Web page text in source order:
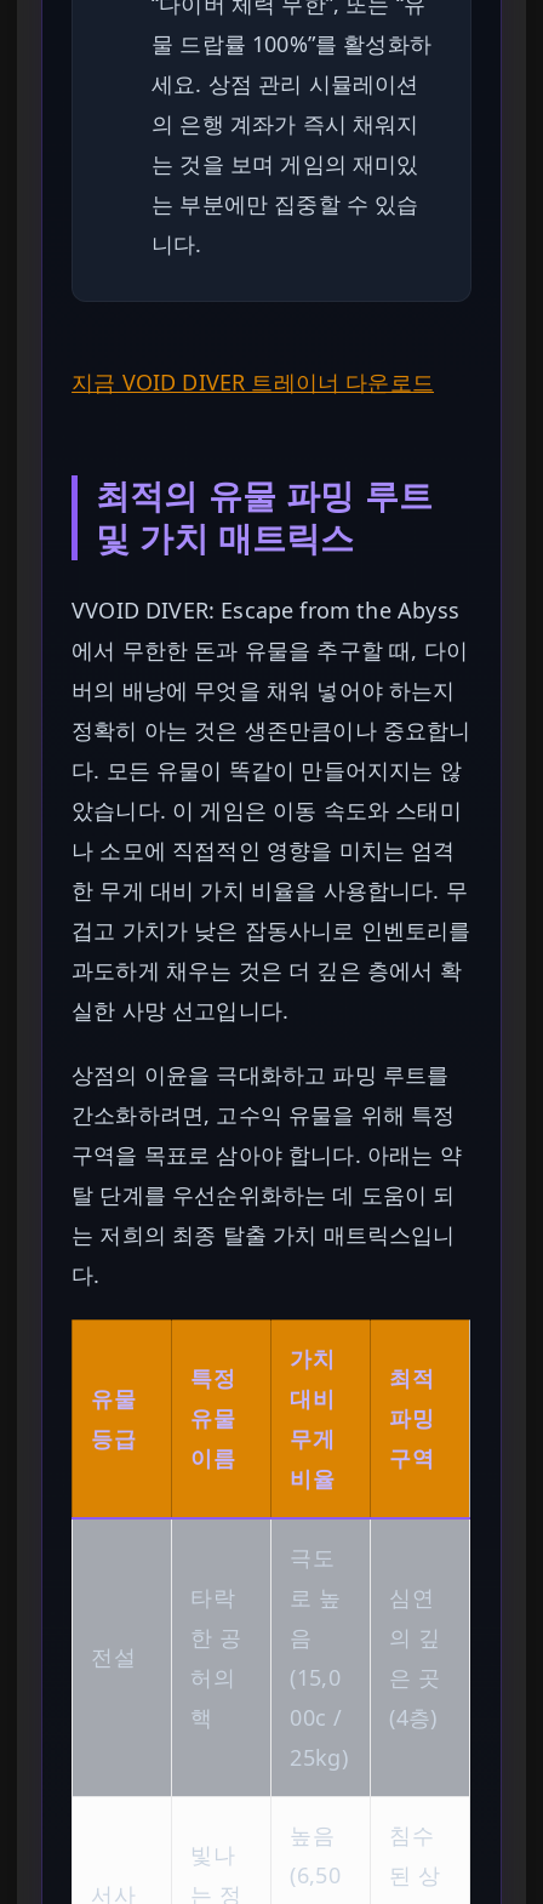
물 드랍률 100%”를 활성화하
세요. 상점 관리 시뮬레이션
의 은행 계좌가 즉시 채워지
는 것을 보며 게임의 재미있
는 부분에만 집중할 수 있습
니다.
지금 VOID DIVER 트레이너 다운로드
최적의 유물 파밍 루트
및 가치 매트릭스
VVOID DIVER: Escape from the Abyss
에서 무한한 돈과 유물을 추구할 때, 다이
버의 배낭에 무엇을 채워 넣어야 하는지
정확히 아는 것은 생존만큼이나 중요합니
다. 모든 유물이 똑같이 만들어지지는 않
았습니다. 이 게임은 이동 속도와 스태미
나 소모에 직접적인 영향을 미치는 엄격
한 무게 대비 가치 비율을 사용합니다. 무
겁고 가치가 낮은 잡동사니로 인벤토리를
과도하게 채우는 것은 더 깊은 층에서 확
실한 사망 선고입니다.
상점의 이윤을 극대화하고 파밍 루트를
간소화하려면, 고수익 유물을 위해 특정
구역을 목표로 삼아야 합니다. 아래는 약
탈 단계를 우선순위화하는 데 도움이 되
는 저희의 최종 탈출 가치 매트릭스입니
다.
유물
등급
특정
유물
이름
가치
대비
무게
비율
최적
파밍
구역
전설
타락
한 공
허의
핵
극도
로 높
음
(15,0
00c /
25kg)
심연
의 깊
은 곳
(4층)
서사
빛나
는 정
높음
(6,50
침수
된 상